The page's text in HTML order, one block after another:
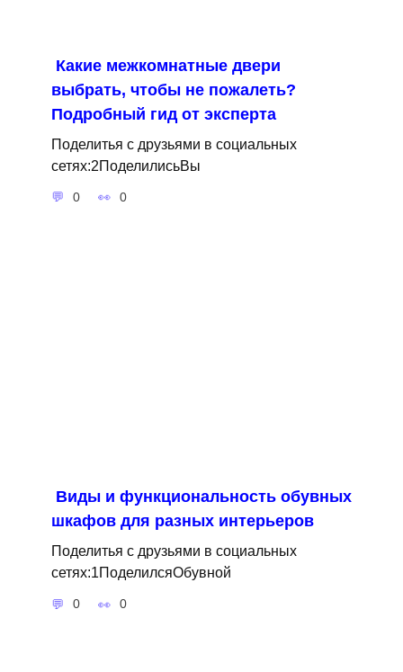
Какие межкомнатные двери
выбрать, чтобы не пожалеть?
Подробный гид от эксперта
Поделитья с друзьями в социальных
сетях:2ПоделилисьВы
0 0
Виды и функциональность обувных
шкафов для разных интерьеров
Поделитья с друзьями в социальных
сетях:1ПоделилсяОбувной
0 0